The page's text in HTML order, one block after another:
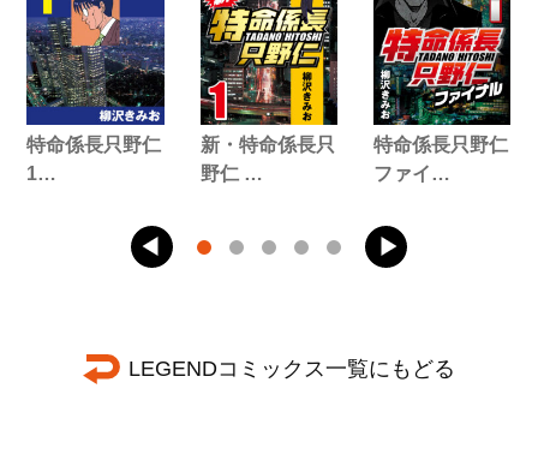
特命係長只野仁
1…
新・特命係長只
野仁 …
特命係長只野仁
ファイ…
LEGENDコミックス一覧にもどる